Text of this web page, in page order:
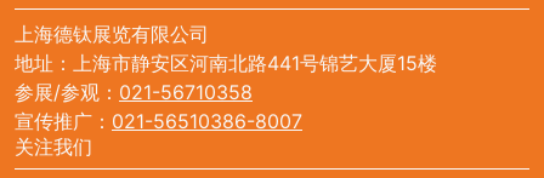
上海德钛展览有限公司
地址：上海市静安区河南北路441号锦艺大厦15楼
参展/参观： 021-56710358
宣传推广： 021-56510386-8007
关注我们